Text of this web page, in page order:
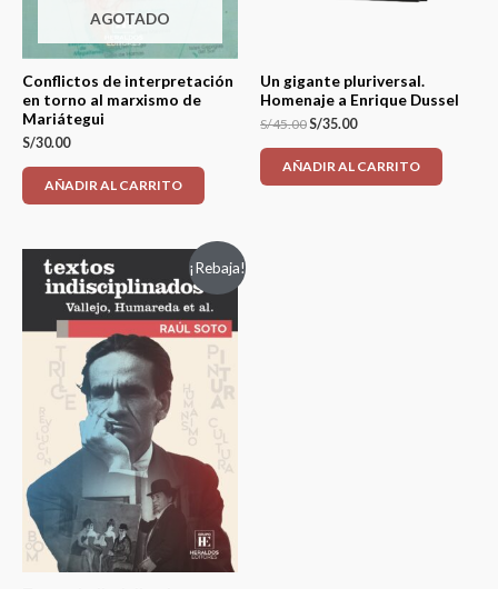
AGOTADO
Conflictos de interpretación
en torno al marxismo de
Mariátegui
S/30.00
AÑADIR AL CARRITO
Un gigante pluriversal.
Homenaje a Enrique Dussel
S/45.00S/35.00
AÑADIR AL CARRITO
¡Rebaja!